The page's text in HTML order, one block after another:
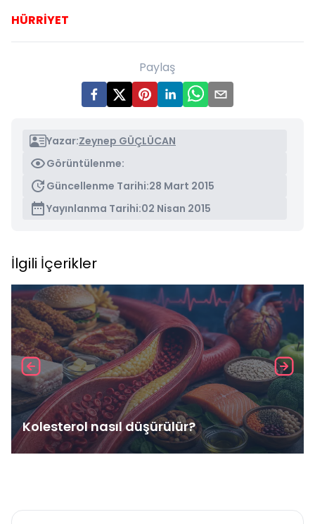
HÜRRİYET
Paylaş
Yazar:Zeynep GÜÇLÜCAN
Görüntülenme:
Güncellenme Tarihi:28 Mart 2015
Yayınlanma Tarihi:02 Nisan 2015
İlgili İçerikler
Kolesterol nasıl düşürülür?